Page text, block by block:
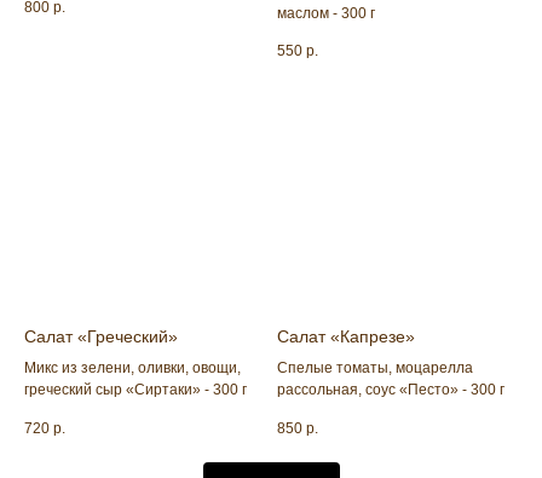
800 р.
маслом - 300 г
550 р.
Салат «Греческий»
Микс из зелени, оливки, овощи,
греческий сыр «Сиртаки» - 300 г
720 р.
Салат «Капрезе»
Спелые томаты, моцарелла
рассольная, соус «Песто» - 300 г
850 р.